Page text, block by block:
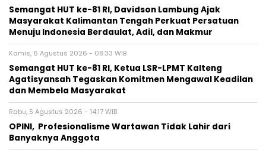
Semangat HUT ke-81 RI, Davidson Lambung Ajak
Masyarakat Kalimantan Tengah Perkuat Persatuan
Menuju Indonesia Berdaulat, Adil, dan Makmur
Kamis, 6 Agustus 2026 - 08:33 WIB
Semangat HUT ke-81 RI, Ketua LSR-LPMT Kalteng
Agatisyansah Tegaskan Komitmen Mengawal Keadilan
dan Membela Masyarakat
Rabu, 5 Agustus 2026 - 14:17 WIB
OPINI, Profesionalisme Wartawan Tidak Lahir dari
Banyaknya Anggota